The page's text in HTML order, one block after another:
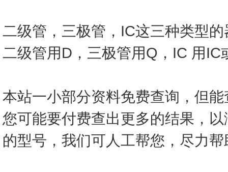
二级管，三极管，IC这三种类型
二级管用D，三极管用Q，IC 用IC
本站一小部分资料免费查询，但
您可能要付费查出更多的结果，
的型号，我们可人工帮您，尽力